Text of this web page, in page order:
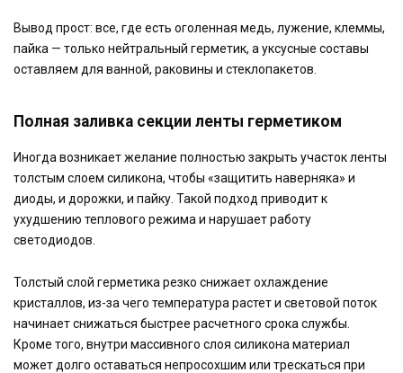
Вывод прост: все, где есть оголенная медь, лужение, клеммы,
пайка — только нейтральный герметик, а уксусные составы
оставляем для ванной, раковины и стеклопакетов.
Полная заливка секции ленты герметиком
Иногда возникает желание полностью закрыть участок ленты
толстым слоем силикона, чтобы «защитить наверняка» и
диоды, и дорожки, и пайку. Такой подход приводит к
ухудшению теплового режима и нарушает работу
светодиодов.
Толстый слой герметика резко снижает охлаждение
кристаллов, из-за чего температура растет и световой поток
начинает снижаться быстрее расчетного срока службы.
Кроме того, внутри массивного слоя силикона материал
может долго оставаться непросохшим или трескаться при